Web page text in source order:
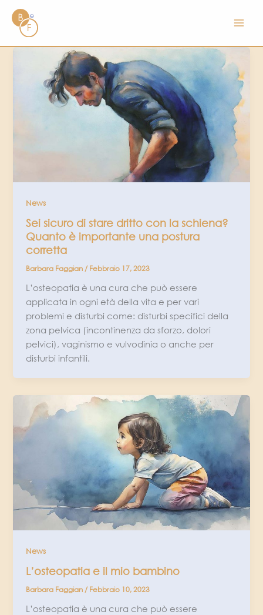
contenuto
News
Sei sicuro di stare dritto con la schiena?
Quanto è importante una postura
corretta
Barbara Faggian /Febbraio 17, 2023
L’osteopatia è una cura che può essere
applicata in ogni età della vita e per vari
problemi e disturbi come: disturbi specifici della
zona pelvica (incontinenza da sforzo, dolori
pelvici), vaginismo e vulvodinia o anche per
disturbi infantili.
News
L’osteopatia e il mio bambino
Barbara Faggian /Febbraio 10, 2023
L’osteopatia è una cura che può essere